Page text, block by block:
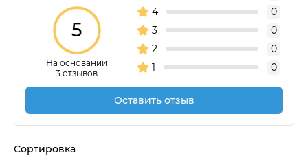
5
На основании
3 отзывов
4
0
3
0
2
0
1
0
Оставить отзыв
Сортировка